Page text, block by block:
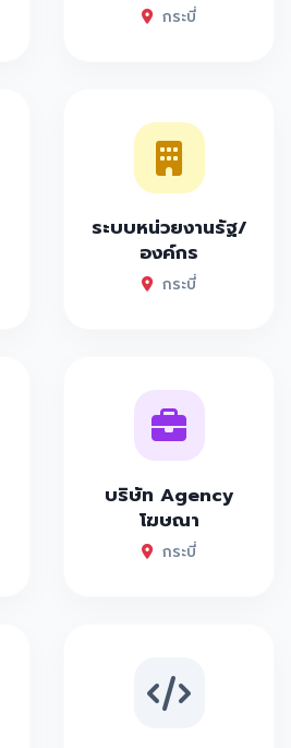
กระบี่
ระบบหน่วยงานรัฐ/
องค์กร
กระบี่
บริษัท Agency
โฆษณา
กระบี่